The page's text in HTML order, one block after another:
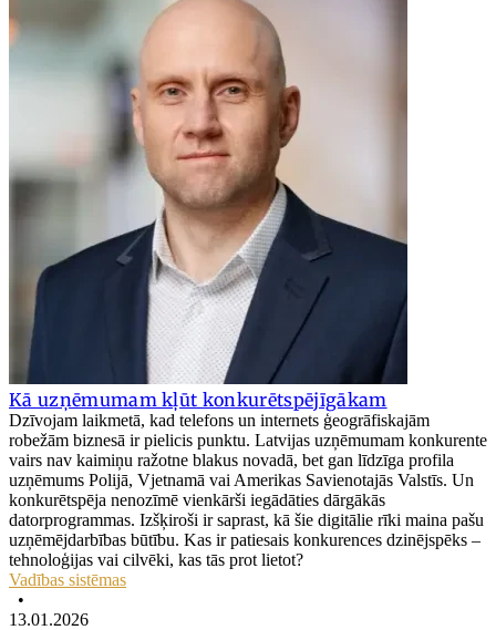
Kā uzņēmumam kļūt konkurētspējīgākam
Dzīvojam laikmetā, kad telefons un internets ģeogrāfiskajām
robežām biznesā ir pielicis punktu. Latvijas uzņēmumam konkurente
vairs nav kaimiņu ražotne blakus novadā, bet gan līdzīga profila
uzņēmums Polijā, Vjetnamā vai Amerikas Savienotajās Valstīs. Un
konkurētspēja nenozīmē vienkārši iegādāties dārgākās
datorprogrammas. Izšķiroši ir saprast, kā šie digitālie rīki maina pašu
uzņēmējdarbības būtību. Kas ir patiesais konkurences dzinējspēks –
tehnoloģijas vai cilvēki, kas tās prot lietot?
Vadības sistēmas
•
13.01.2026